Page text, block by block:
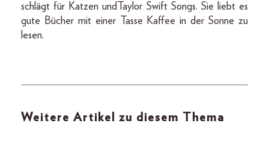
schlägt für Katzen undTaylor Swift Songs. Sie liebt es
gute Bücher mit einer Tasse Kaffee in der Sonne zu
lesen.
Weitere Artikel zu diesem Thema